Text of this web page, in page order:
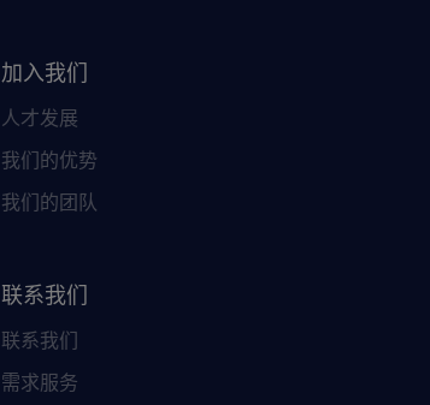
加入我们
人才发展
我们的优势
我们的团队
联系我们
联系我们
需求服务